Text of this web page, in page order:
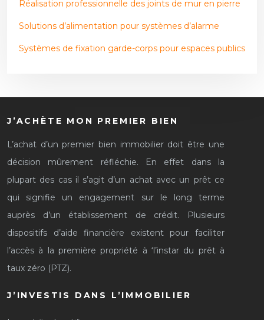
Réalisation professionnelle des joints de mur en pierre
Solutions d’alimentation pour systèmes d’alarme
Systèmes de fixation garde-corps pour espaces publics
J’ACHÈTE MON PREMIER BIEN
L’achat d’un premier bien immobilier doit être une
décision mûrement réfléchie. En effet dans la
plupart des cas il s’agit d’un achat avec un prêt ce
qui signifie un engagement sur le long terme
auprès d’un établissement de crédit. Plusieurs
dispositifs d’aide financière existent pour faciliter
l’accès à la première propriété à ‘l’instar du prêt à
taux zéro (PTZ).
J’INVESTIS DANS L’IMMOBILIER